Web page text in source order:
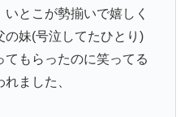
とこが勢揃いで嬉しく
の妹(号泣してたひとり)
もらったのに笑ってる
ました、